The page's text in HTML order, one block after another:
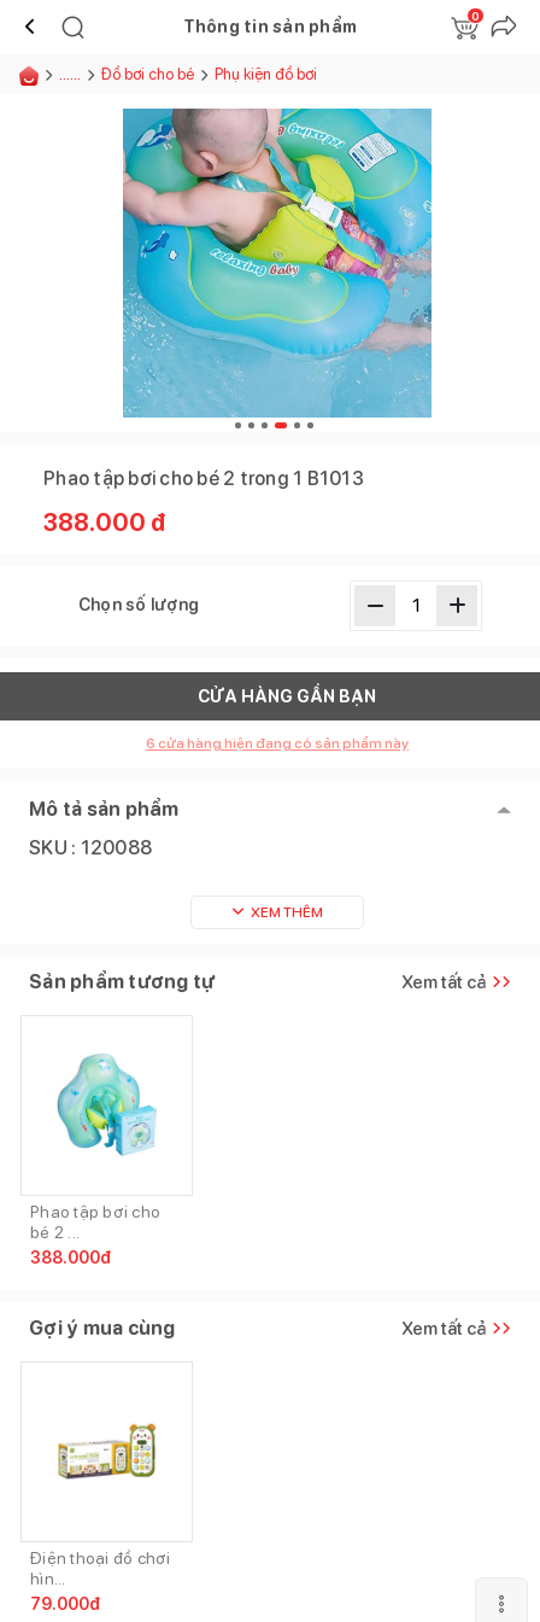
Thông tin sản phẩm
0
...... Đồ bơi cho bé Phụ kiện đồ bơi
Phao tập bơi cho bé 2 trong 1 B1013
388.000 đ
Chọn số lượng
CỬA HÀNG GẦN BẠN
6 cửa hàng hiện đang có sản phẩm này
Mô tả sản phẩm
SKU : 120088
XEM THÊM
Sản phẩm tương tự Xem tất cả
Phao tập bơi cho
bé 2 ...
388.000đ
Gợi ý mua cùng Xem tất cả
Điện thoại đồ chơi
hìn...
79.000đ